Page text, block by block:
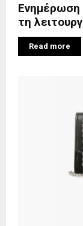
Ενημέρωση
τη
Read more